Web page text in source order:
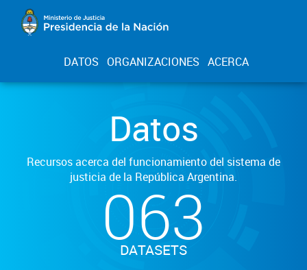
DATOS ORGANIZACIONES ACERCA
Datos
Recursos acerca del funcionamiento del sistema de
justicia de la República Argentina.
063
DATASETS